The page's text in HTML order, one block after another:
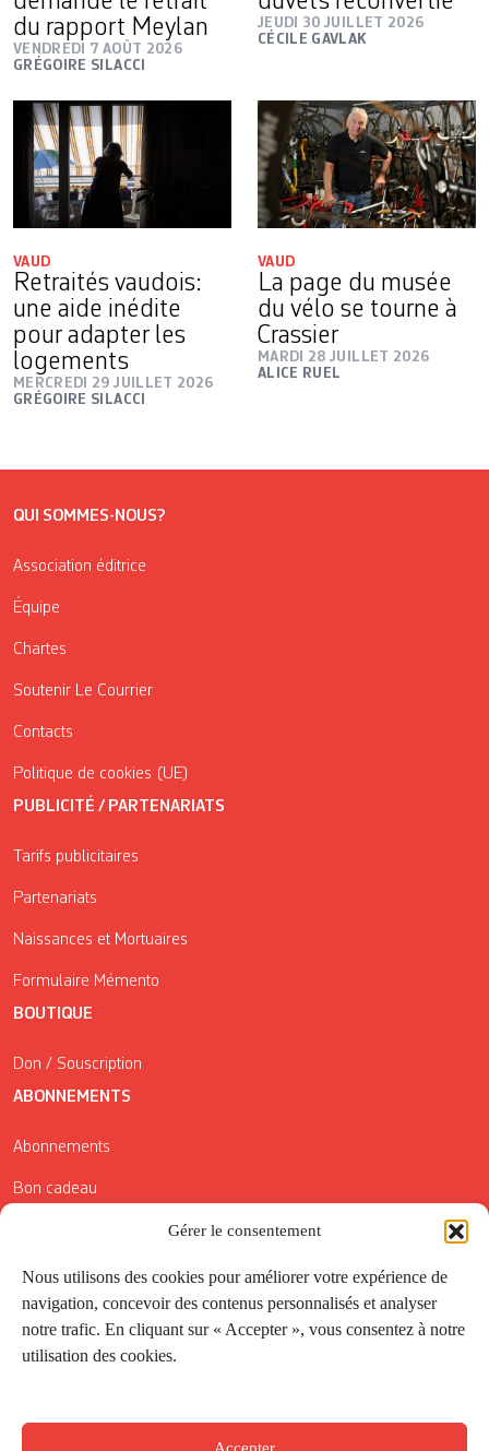
Gérer le consentement
Nous utilisons des cookies pour améliorer votre expérience de
navigation, concevoir des contenus personnalisés et analyser
notre trafic. En cliquant sur « Accepter », vous consentez à notre
utilisation des cookies.
Accepter
du rapport Meylan
VENDREDI 7 AOÛT 2026
GRÉGOIRE SILACCI
JEUDI 30 JUILLET 2026
CÉCILE GAVLAK
VAUD
Retraités vaudois:
une aide inédite
pour adapter les
logements
MERCREDI 29 JUILLET 2026
GRÉGOIRE SILACCI
VAUD
La page du musée
du vélo se tourne à
Crassier
MARDI 28 JUILLET 2026
ALICE RUEL
QUI SOMMES-NOUS?
Association éditrice
Équipe
Chartes
Soutenir Le Courrier
Contacts
Politique de cookies (UE)
PUBLICITÉ / PARTENARIATS
Tarifs publicitaires
Partenariats
Naissances et Mortuaires
Formulaire Mémento
BOUTIQUE
Don / Souscription
ABONNEMENTS
Abonnements
Bon cadeau
Conditions générales de vente
Réductions de la Carte Côté Courrier
Application